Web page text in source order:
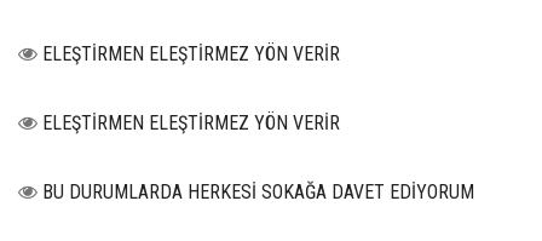
ELEŞTİRMEN ELEŞTİRMEZ YÖN VERİR
ELEŞTİRMEN ELEŞTİRMEZ YÖN VERİR
BU DURUMLARDA HERKESİ SOKAĞA DAVET EDİYORUM